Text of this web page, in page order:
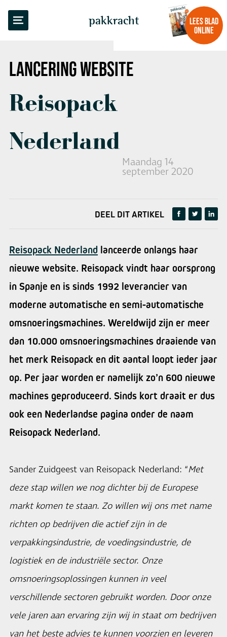
pakkracht
LEES BLAD
ONLINE
LANCERING WEBSITE
Reisopack
Nederland
Maandag 14
september 2020
TERUG NAAR OVERZICHT
DEEL DIT ARTIKEL
Reisopack Nederland lanceerde onlangs haar
nieuwe website. Reisopack vindt haar oorsprong
in Spanje en is sinds 1992 leverancier van
moderne automatische en semi-automatische
omsnoeringsmachines. Wereldwijd zijn er meer
dan 10.000 omsnoeringsmachines draaiende van
het merk Reisopack en dit aantal loopt ieder jaar
op. Per jaar worden er namelijk zo’n 600 nieuwe
machines geproduceerd. Sinds kort draait er dus
ook een Nederlandse pagina onder de naam
Reisopack Nederland.
Sander Zuidgeest van Reisopack Nederland: “Met
deze stap willen we nog dichter bij de Europese
markt komen te staan. Zo willen wij ons met name
richten op bedrijven die actief zijn in de
verpakkingsindustrie, de voedingsindustrie, de
logistiek en de industriële sector. Onze
omsnoeringsoplossingen kunnen in veel
verschillende sectoren gebruikt worden. Door onze
vele jaren aan ervaring zijn wij in staat om bedrijven
van het beste advies te kunnen voorzien en leveren